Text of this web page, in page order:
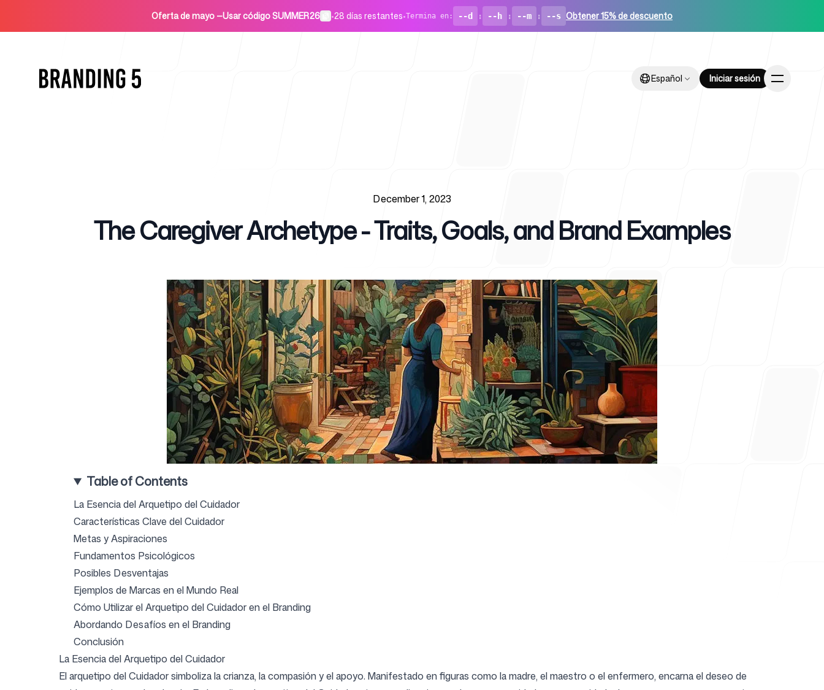
Oferta de mayo —Usar código SUMMER26 •28 días restantes•Termina en : --d : --h : --m : --s Obtener 15% de descuento
Español Iniciar sesión
Español Iniciar sesión
Centro de ayuda
Herramientas gratuitas FAQ
Contacto
Iniciar sesión Regístrate
December 1, 2023
The Caregiver Archetype - Traits, Goals, and Brand Examples
Table of Contents
La Esencia del Arquetipo del Cuidador
Características Clave del Cuidador
Metas y Aspiraciones
Fundamentos Psicológicos
Posibles Desventajas
Ejemplos de Marcas en el Mundo Real
Cómo Utilizar el Arquetipo del Cuidador en el Branding
Abordando Desafíos en el Branding
Conclusión
La Esencia del Arquetipo del Cuidador
El arquetipo del Cuidador simboliza la crianza, la compasión y el apoyo. Manifestado en figuras como la madre, el maestro o el enfermero, encarna el deseo de